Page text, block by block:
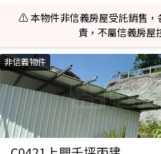
⚠️ 本物件非信義房屋受託銷售，
責，不屬信義房屋
非信義物件